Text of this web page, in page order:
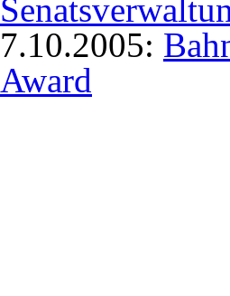
7.10.2005:
Award